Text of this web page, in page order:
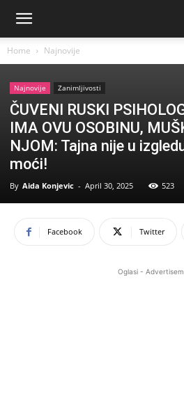
Home Najnovije
Najnovije Zanimljivosti
ČUVENI RUSKI
IMA OVU OSOBINU,
NJOM: Tajna nije u
moći!
By Aida Konjevic - April 30, 2025 523
Facebook Twitter
Oglasi -